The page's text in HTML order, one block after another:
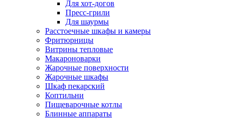
Для хот-догов
Пресс-грили
Для шаурмы
Расстоечные шкафы и камеры
Фритюрницы
Витрины тепловые
Макароноварки
Жарочные поверхности
Жарочные шкафы
Шкаф пекарский
Коптильни
Пищеварочные котлы
Блинные аппараты